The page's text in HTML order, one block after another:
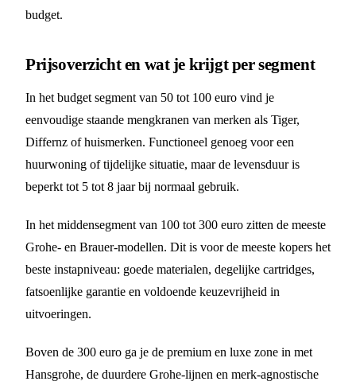
budget.
Prijsoverzicht en wat je krijgt per segment
In het budget segment van 50 tot 100 euro vind je
eenvoudige staande mengkranen van merken als Tiger,
Differnz of huismerken. Functioneel genoeg voor een
huurwoning of tijdelijke situatie, maar de levensduur is
beperkt tot 5 tot 8 jaar bij normaal gebruik.
In het middensegment van 100 tot 300 euro zitten de meeste
Grohe- en Brauer-modellen. Dit is voor de meeste kopers het
beste instapniveau: goede materialen, degelijke cartridges,
fatsoenlijke garantie en voldoende keuzevrijheid in
uitvoeringen.
Boven de 300 euro ga je de premium en luxe zone in met
Hansgrohe, de duurdere Grohe-lijnen en merk-agnostische